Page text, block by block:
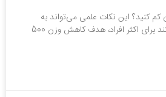
کنید؟ این نکات علمی می‌تواند به
کاهش وزن پایدار کمک کند برای اکثر افراد، هدف کاهش وزن 500